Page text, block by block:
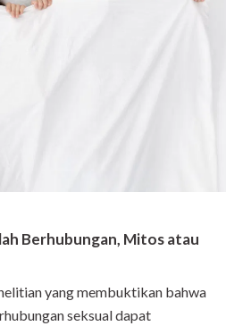
Berhubungan, Mitos atau
yang membuktikan bahwa
seksual dapat